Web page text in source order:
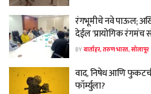
रंगभूमीचे नवे पाऊल;
देईल ‘प्रायोगिक रंगमंच
BYवार्ताहर, तरुण भारत, सोलापूर
वाद, निषेध आणि फुकटची
फॉर्म्युला?